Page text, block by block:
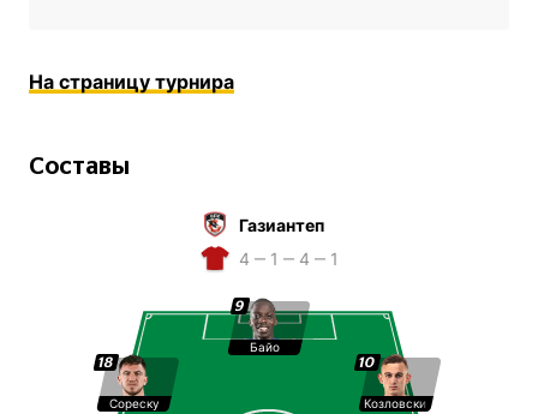
На страницу турнира
Составы
Газиантеп
4 ‒ 1 ‒ 4 ‒ 1
10
Козловски
9
Байо
18
Сореску